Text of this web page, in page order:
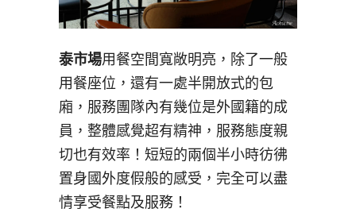
泰市場用餐空間寬敞明亮，除了一般
用餐座位，還有一處半開放式的包
廂，服務團隊內有幾位是外國籍的成
員，整體感覺超有精神，服務態度親
切也有效率！短短的兩個半小時彷彿
置身國外度假般的感受，完全可以盡
情享受餐點及服務！